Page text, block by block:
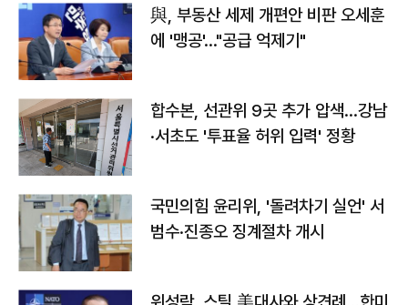
與, 부동산 세제 개편안 비판 오세훈
에 '맹공'…"공급 억제기"
합수본, 선관위 9곳 추가 압색…강남
·서초도 '투표율 허위 입력' 정황
국민의힘 윤리위, '돌려차기 실언' 서
범수·진종오 징계절차 개시